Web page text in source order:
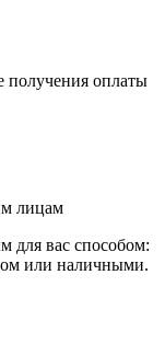
получения оплаты
лицам
для вас способом:
или наличными.